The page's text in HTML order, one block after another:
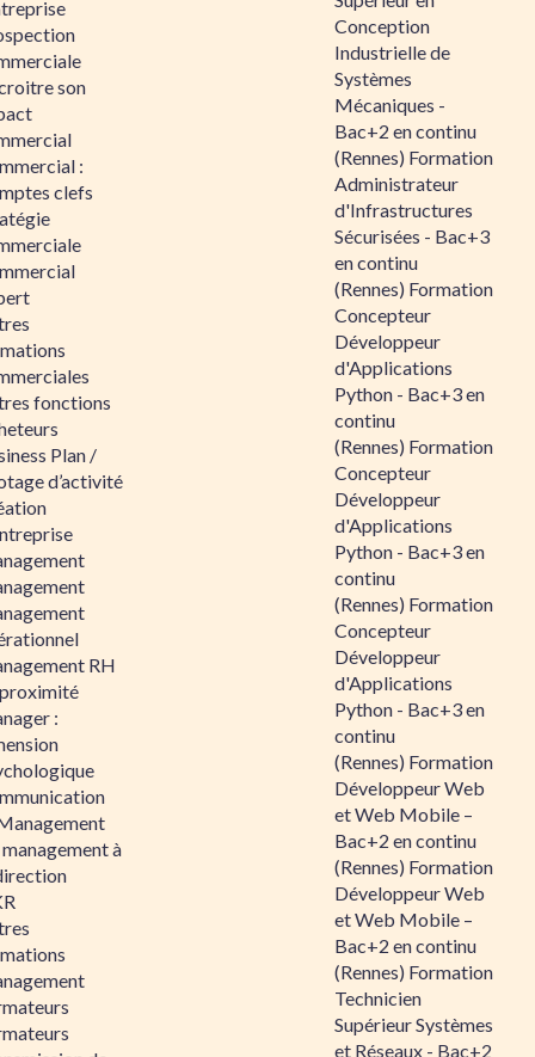
son
:
clefs
fonctions
Plan /
d’activité
RH
:
à
Conception
Industrielle de
Systèmes
Mécaniques -
Bac+2 en continu
(Rennes) Formation
Administrateur
d'Infrastructures
Sécurisées - Bac+3
en continu
(Rennes) Formation
Concepteur
Développeur
d'Applications
Python - Bac+3 en
continu
(Rennes) Formation
Concepteur
Développeur
d'Applications
Python - Bac+3 en
continu
(Rennes) Formation
Concepteur
Développeur
d'Applications
Python - Bac+3 en
continu
(Rennes) Formation
Développeur Web
et Web Mobile –
Bac+2 en continu
(Rennes) Formation
Développeur Web
et Web Mobile –
Bac+2 en continu
(Rennes) Formation
Technicien
Supérieur Systèmes
et Réseaux - Bac+2